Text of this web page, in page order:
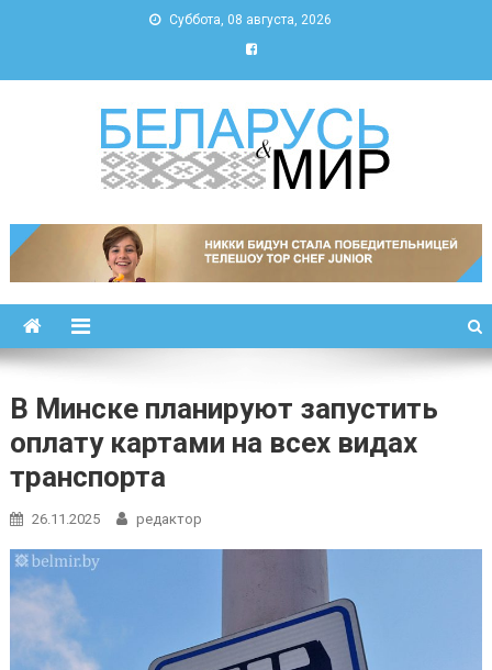
Суббота, 08 августа, 2026
Беларусь и мир
В Минске планируют запустить
оплату картами на всех видах
транспорта
26.11.2025 редактор